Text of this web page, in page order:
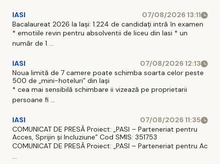
IASI
07/08/2026 13:11
Bacalaureat 2026 la Iași: 1.224 de candidați intră în examen
* emotiile revin pentru absolventii de liceu din Iasi * un
număr de 1 ...
IASI
07/08/2026 12:13
Noua limită de 7 camere poate schimba soarta celor peste
500 de „mini-hoteluri” din Iași
* cea mai sensibilă schimbare ii vizează pe proprietarii
persoane fi ...
IASI
07/08/2026 11:35
COMUNICAT DE PRESĂ Proiect: „PASI – Parteneriat pentru
Acces, Sprijin și Incluziune” Cod SMIS: 351753
COMUNICAT DE PRESĂ Proiect: „PASI – Parteneriat pentru Ac
...